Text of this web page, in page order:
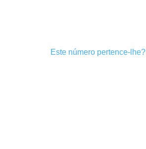
Este número pertence-lhe?